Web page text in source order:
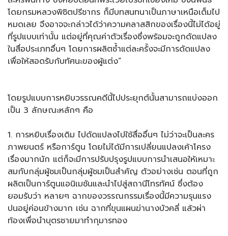
โดยกรมหลวงพิชิตปรีชากร ก็มีบทสนทนาเป็นภาษาเหนือเต็มไป
หมดเลย จึงอาจจะกล่าวได้ว่าความคลาสสิกของเรื่องนี้ไม่ได้อยู่
ที่รูปแบบเท่านั้น แต่อยู่ที่คุณค่าตัวเรื่องซึ่งพร้อมจะถูกดัดแปลง
ในสื่อประเภทอื่นๆ โดยการผลิตซ้ำแต่ละครั้งจะมีการดัดแปลง
เพื่อให้สอดรับกับทัศนะของผู้แต่ง”
โดยรูปแบบการหยิบวรรณคดีนี้ไปประยุกต์นั้นสามารถแบ่งออก
เป็น 3 ลักษณะหลักๆ คือ
1. การหยิบเรื่องเดิม ไปดัดแปลงไปใช้สื่ออื่นๆ ไม่ว่าจะเป็นละคร
ภาพยนตร์ หรือการ์ตูน โดยไม่ได้มีการเปลี่ยนแปลงเค้าโครง
เรื่องมากนัก แต่ก็จะมีการปรับปรุงรูปแบบการนำเสนอให้เหมาะ
สมกับกลุ่มผู้ชมเป็นกลุ่มผู้ชมเป็นสำคัญ ตัวอย่างเช่น ตอนที่ถูก
ผลิตเป็นการ์ตูนแอนิเมชันและนำไปสู่สถานีโทรทัศน์ ซึ่งต้อง
ยอมรับว่า หลายๆ ฉากของวรรณกรรมเรื่องนี้มีความรุนแรง
ปนอยู่ค่อนข้างมาก เช่น ฉากที่ขุนแผนฆ่านางบัวคลี่ แล้วผ่า
ท้องเพื่อนำบุตรชายมาทำกุมารทอง